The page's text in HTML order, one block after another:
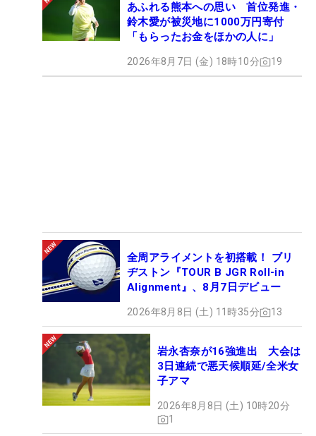
あふれる熊本への思い 首位発進・
鈴木愛が被災地に1000万円寄付
「もらったお金をほかの人に」
2026年8月7日 (金) 18時10分 19
全周アライメントを初搭載！ ブリ
ヂストン『TOUR B JGR Roll-in
Alignment』、8月7日デビュー
2026年8月8日 (土) 11時35分 13
岩永杏奈が16強進出 大会は
3日連続で悪天候順延/全米女
子アマ
2026年8月8日 (土) 10時20分
1